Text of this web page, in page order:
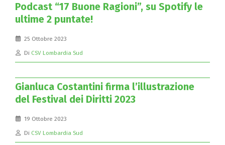
Podcast “17 Buone Ragioni”, su Spotify le
ultime 2 puntate!
25 Ottobre 2023
Di CSV Lombardia Sud
Gianluca Costantini firma l’illustrazione
del Festival dei Diritti 2023
19 Ottobre 2023
Di CSV Lombardia Sud